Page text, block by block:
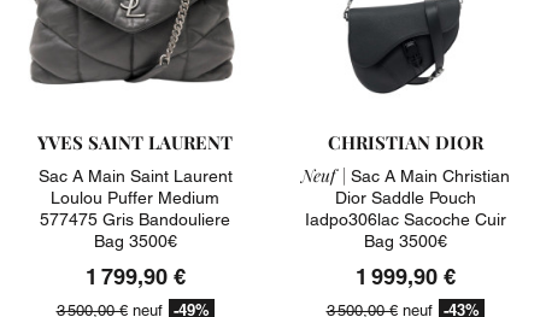
YVES SAINT LAURENT
Sac A Main Saint Laurent
Loulou Puffer Medium
577475 Gris Bandouliere
Bag 3500€
1 799,90 €
3 500,00 €neuf -49%
CHRISTIAN DIOR
Neuf | Sac A Main Christian
Dior Saddle Pouch
Iadpo306lac Sacoche Cuir
Bag 3500€
1 999,90 €
3 500,00 €neuf -43%